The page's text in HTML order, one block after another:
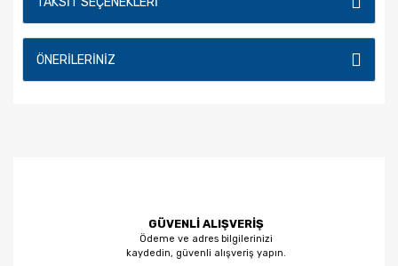
ÖNERILERINIZ
GÜVENLİ ALIŞVERİŞ
Ödeme ve adres bilgilerinizi
kaydedin, güvenli alışveriş yapın.